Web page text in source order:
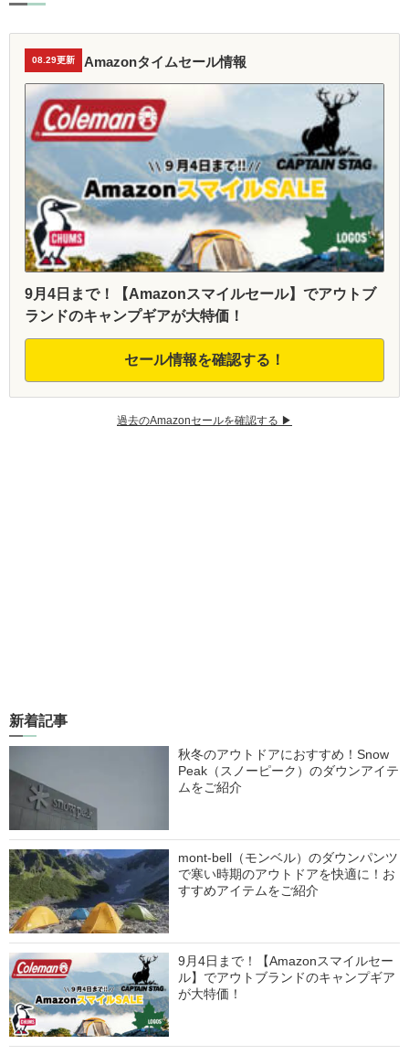
08.29更新 Amazonタイムセール情報
9月4日まで！【Amazonスマイルセール】でアウトブ
ランドのキャンプギアが大特価！
セール情報を確認する！
過去のAmazonセールを確認する ▶︎
新着記事
秋冬のアウトドアにおすすめ！Snow
Peak（スノーピーク）のダウンアイテ
ムをご紹介
mont-bell（モンベル）のダウンパンツ
で寒い時期のアウトドアを快適に！お
すすめアイテムをご紹介
9月4日まで！【Amazonスマイルセー
ル】でアウトブランドのキャンプギア
が大特価！